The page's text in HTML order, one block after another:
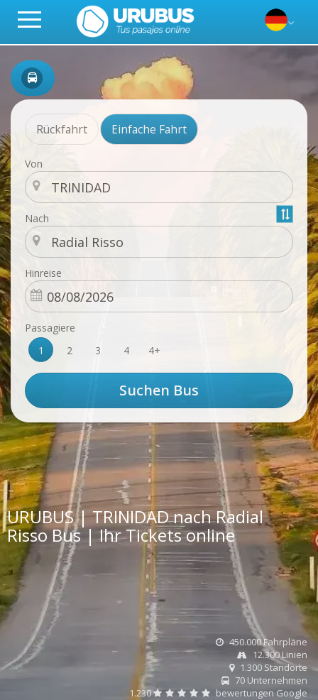
Rückfahrt Einfache Fahrt
Von
Nach
Hinreise
Passagiere
1
2 3 4 4+
URUBUS | TRINIDAD nach Radial
Risso Bus | Ihr Tickets online
450.000 Fahrpläne
12.300 Linien
1.300 Standorte
70 Unternehmen
1.230
bewertungen Google